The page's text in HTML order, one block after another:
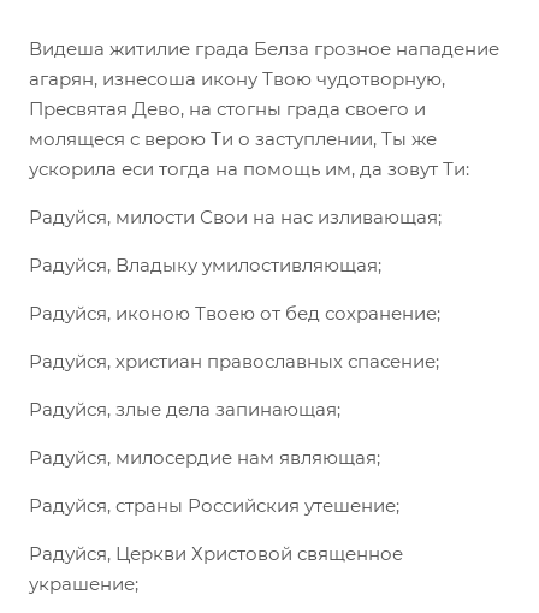
Видеша житилие града Белза грозное нападение
агарян, изнесоша икону Твою чудотворную,
Пресвятая Дево, на стогны града своего и
молящеся с верою Ти о заступлении, Ты же
ускорила еси тогда на помощь им, да зовут Ти:
Радуйся, милости Свои на нас изливающая;
Радуйся, Владыку умилостивляющая;
Радуйся, иконою Твоею от бед сохранение;
Радуйся, христиан православных спасение;
Радуйся, злые дела запинающая;
Радуйся, милосердие нам являющая;
Радуйся, страны Российския утешение;
Радуйся, Церкви Христовой священное
украшение;